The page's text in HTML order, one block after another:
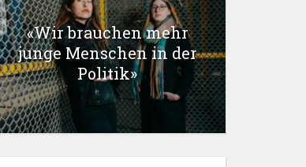
«Wir brauchen mehr
junge Menschen in der
Politik»